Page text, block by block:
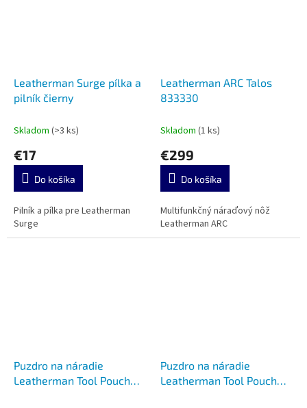
Leatherman Surge pílka a
pilník čierny
Skladom (>3 ks)
€17
Do košíka
Pilník a pílka pre Leatherman
Surge
Leatherman ARC Talos
833330
Skladom (1 ks)
€299
Do košíka
Multifunkčný náraďový nôž
Leatherman ARC
Puzdro na náradie
Leatherman Tool Pouch
Puzdro na náradie
Leatherman Tool Pouch